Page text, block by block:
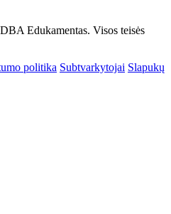
Edukamentas. Visos teisės
politika Subtvarkytojai Slapukų